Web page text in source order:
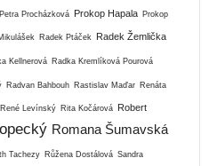
Petra Procházková Prokop Hapala Prokop
Radek Ptáček Radek Žemlička
Kellnerová Radka Kremlíková Pourová
Radvan Bahbouh Rastislav Maďar Renáta
René Levínský Rita Kočárová Robert
Romana Šumavská
Tachezy Růžena Dostálová Sandra